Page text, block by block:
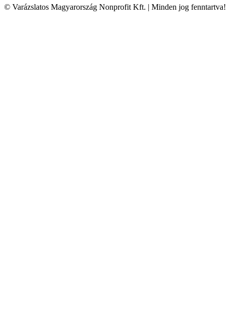
© Varázslatos Magyarország Nonprofit Kft. | Minden jog fenntartva!